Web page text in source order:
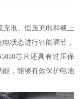
充电、恒压充电和截止
状态进行智能调节，
芯片还具有过压保
能，能够有效保护电池